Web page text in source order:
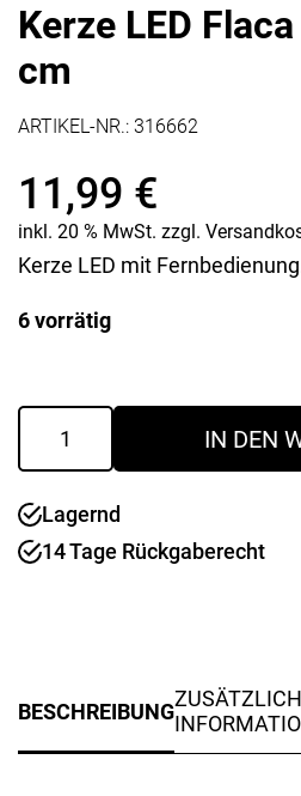
Kerze LED
cm
ARTIKEL-NR.: 316662
11,99 €
inkl. 20 % MwSt. zzgl.
Kerze LED mit
6 vorrätig
Kerze
Flaca
15
cm
Menge
IN DEN
Lagernd
14 Tage Rückgaberecht
BESCHREIBUNG